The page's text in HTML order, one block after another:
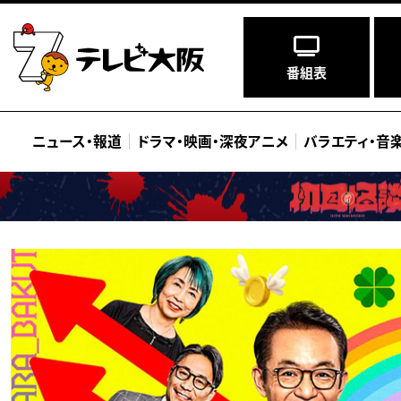
番組表
ニュース・報道 ドラマ・映画・深夜アニメ バラエティ・音